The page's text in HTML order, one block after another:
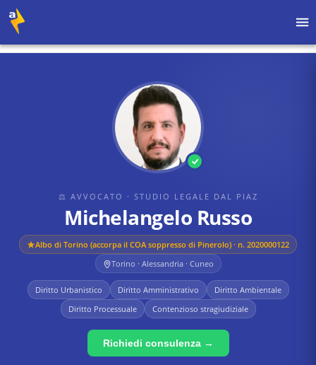
⚖ AVVOCATO · STUDIO LEGALE DAL PIAZ
Michelangelo Russo
Albo di Torino (accorpa il COA soppresso di Pinerolo) · n. 2020000122
Torino · Alessandria · Cuneo
Diritto Urbanistico Diritto Amministrativo
Diritto Ambientale
Diritto Processuale
Contenzioso stragiudiziale
Richiedi consulenza →